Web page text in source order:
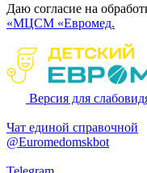
Даю согласие на
«МЦСМ «Евромед.
Версия для
Чат единой справочной
@Euromedomskbot